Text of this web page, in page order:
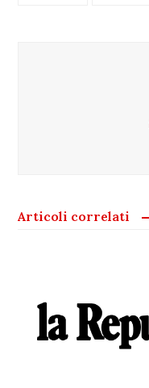
Articoli correlati